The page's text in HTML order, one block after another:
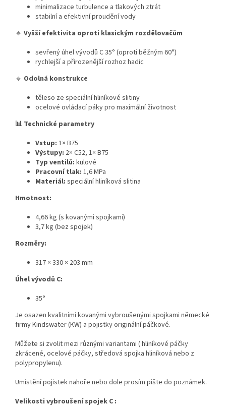
minimalizace turbulence a tlakových ztrát
stabilní a efektivní proudění vody
🔹 Vyšší efektivita oproti klasickým rozdělovačům
sevřený úhel vývodů C 35° (oproti běžným 60°)
rychlejší a přirozenější rozhoz hadic
🔹 Odolná konstrukce
těleso ze speciální hliníkové slitiny
ocelové ovládací páky pro maximální životnost
📊 Technické parametry
Vstup: 1× B75
Výstupy: 2× C52, 1× B75
Typ ventilů: kulové
Pracovní tlak: 1,6 MPa
Materiál: speciální hliníková slitina
Hmotnost:
4,66 kg (s kovanými spojkami)
3,7 kg (bez spojek)
Rozměry:
317 × 330 × 203 mm
Úhel vývodů C:
35°
Je osazen kvalitními kovanými vybroušenými spojkami německé
firmy Kindswater (KW) a pojistky originální páčkové.
Můžete si zvolit mezi různými variantami ( hliníkové páčky
zkrácené, ocelové páčky, středová spojka hliníková nebo z
polypropylenu).
Umístění pojistek nahoře nebo dole prosím pište do poznámek.
Velikosti vybroušení spojek C :